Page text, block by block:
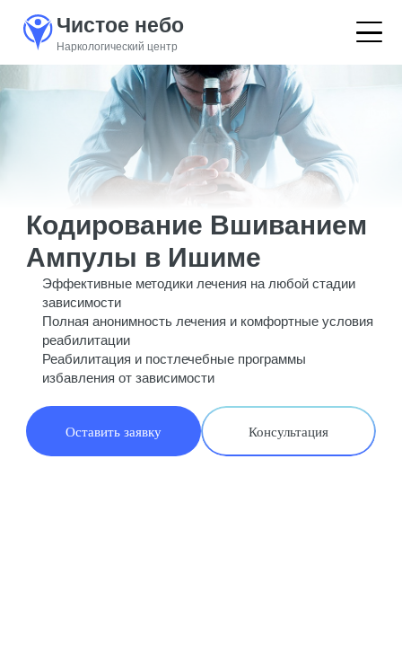
Чистое небо
Наркологический центр
Кодирование Вшиванием
Ампулы в Ишиме
Эффективные методики лечения на любой стадии
зависимости
Полная анонимность лечения и комфортные условия
реабилитации
Реабилитация и постлечебные программы
избавления от зависимости
Оставить заявку Консультация